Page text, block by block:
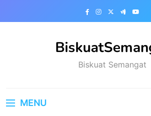
Biskuat Semangat
MENU